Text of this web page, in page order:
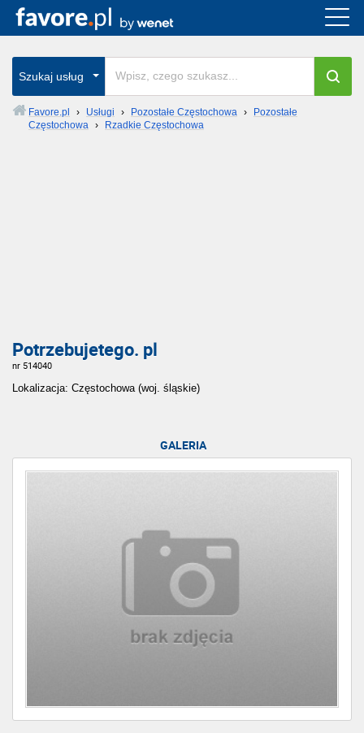
Szukaj usług
Favore.pl › Usługi › Pozostałe Częstochowa ›
Pozostałe
Częstochowa › Rzadkie Częstochowa
Potrzebujetego. pl
nr 514040
Lokalizacja: Częstochowa (woj. śląskie)
GALERIA